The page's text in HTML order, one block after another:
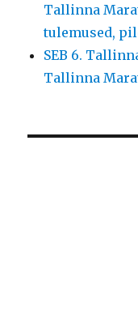
Tallinna
tulemused,
SEB 6.
Tallinna